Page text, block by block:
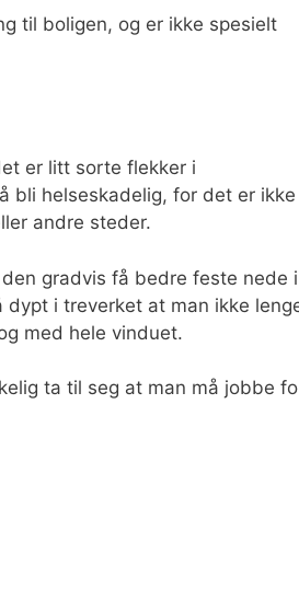
til boligen, og er ikke spesielt
er litt sorte flekker i
bli helseskadelig, for det er ikke
andre steder.
gradvis få bedre feste nede i
i treverket at man ikke
med hele vinduet.
ta til seg at man må jobbe